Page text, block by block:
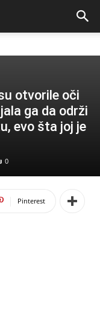
otvorile oči
ga da održi
evo šta joj je
0
Pinterest